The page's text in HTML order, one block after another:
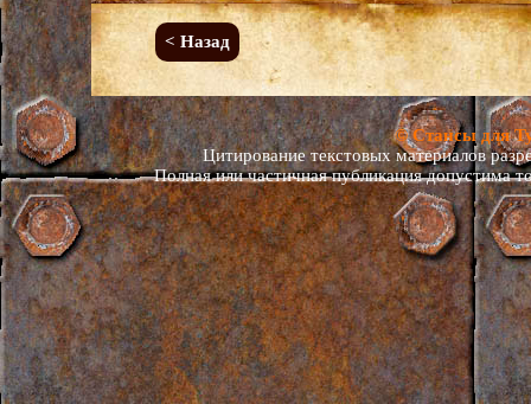
< Назад
© Стансы для
Цитирование текстовых материалов
Полная или частичная публикация допустима